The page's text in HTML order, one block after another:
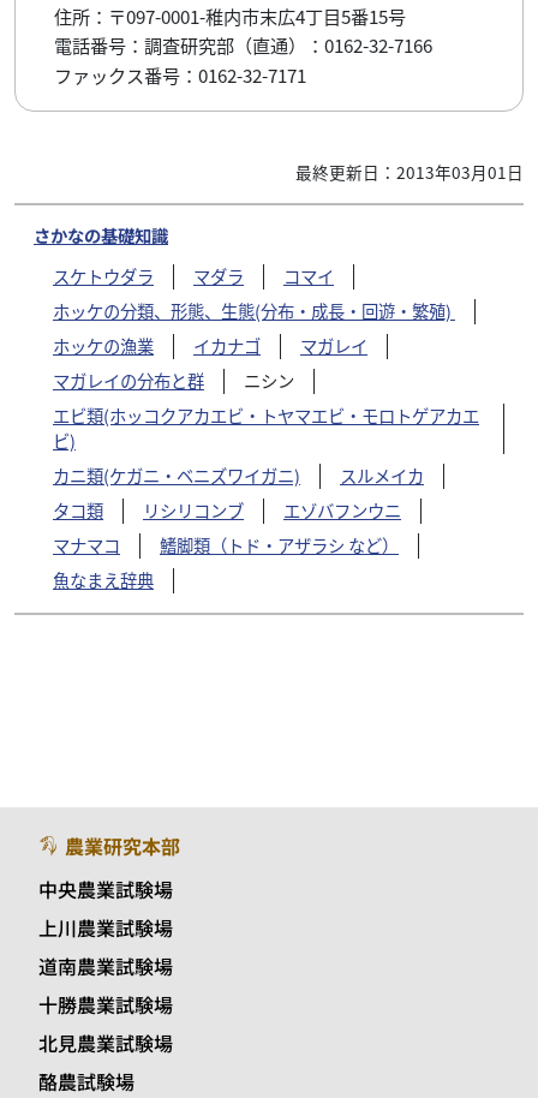
住所：〒097-0001-稚内市末広4丁目5番15号
電話番号：調査研究部（直通）：0162-32-7166
ファックス番号：0162-32-7171
最終更新日：2013年03月01日
さかなの基礎知識
スケトウダラ マダラ
コマイ
ホッケの分類、形態、生態(分布・成長・回遊・繁殖)
ホッケの漁業
イカナゴ
マガレイ
マガレイの分布と群
ニシン
エビ類(ホッコクアカエビ・トヤマエビ・モロトゲアカエ
ビ)
カニ類(ケガニ・ベニズワイガニ)
スルメイカ
タコ類
リシリコンブ
エゾバフンウニ
マナマコ
鰭脚類（トド・アザラシ など）
魚なまえ辞典
農業研究本部
中央農業試験場
上川農業試験場
道南農業試験場
十勝農業試験場
北見農業試験場
酪農試験場